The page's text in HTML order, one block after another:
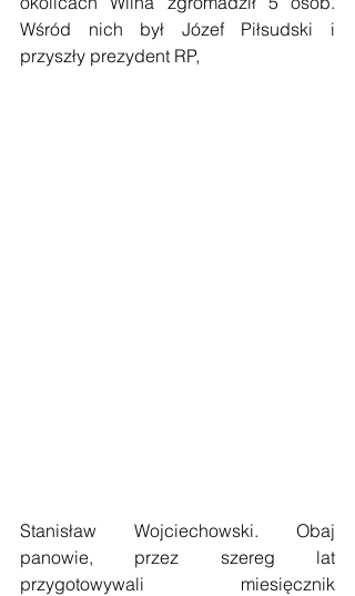
Wśród nich był Józef Piłsudski i
przyszły prezydent RP,
Stanisław Wojciechowski. Obaj
panowie, przez szereg lat
przygotowywali miesięcznik